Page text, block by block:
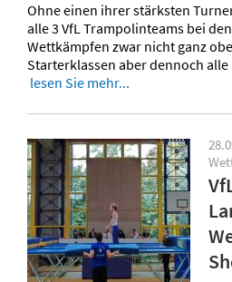
Ohne einen ihrer stärksten
alle 3 VfL Trampolinteams bei
Wettkämpfen zwar nicht ganz
Starterklassen aber dennoch
lesen Sie mehr...